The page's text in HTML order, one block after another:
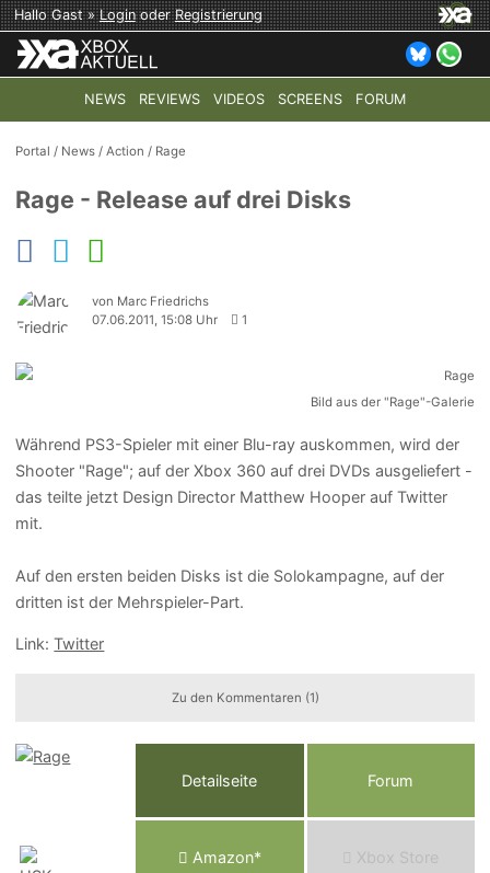
Hallo Gast »LoginoderRegistrierung
NEWS REVIEWS VIDEOS SCREENS FORUM
TOP-THEMEN: COD: MODERN WARFARE 4 HALO:
Portal / News /Action / Rage
Rage - Release auf drei Disks
von Marc Friedrichs
07.06.2011, 15:08 Uhr
1
Bild aus der "Rage"-Galerie
Während PS3-Spieler mit einer Blu-ray auskommen, wird der
Shooter "Rage"; auf der Xbox 360 auf drei DVDs ausgeliefert -
das teilte jetzt Design Director Matthew Hooper auf Twitter
mit.
Auf den ersten beiden Disks ist die Solokampagne, auf der
dritten ist der Mehrspieler-Part.
Link:Twitter
Zu den Kommentaren (1)
Detailseite Forum
Amazon* Xbox Store